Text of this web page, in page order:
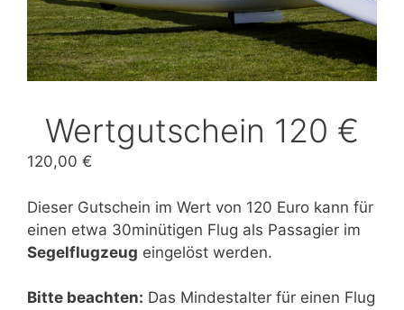
Wertgutschein 120 €
120,00 €
Dieser Gutschein im Wert von 120 Euro kann für
einen etwa 30minütigen Flug als Passagier im
Segelflugzeug eingelöst werden.
Bitte beachten: Das Mindestalter für einen Flug